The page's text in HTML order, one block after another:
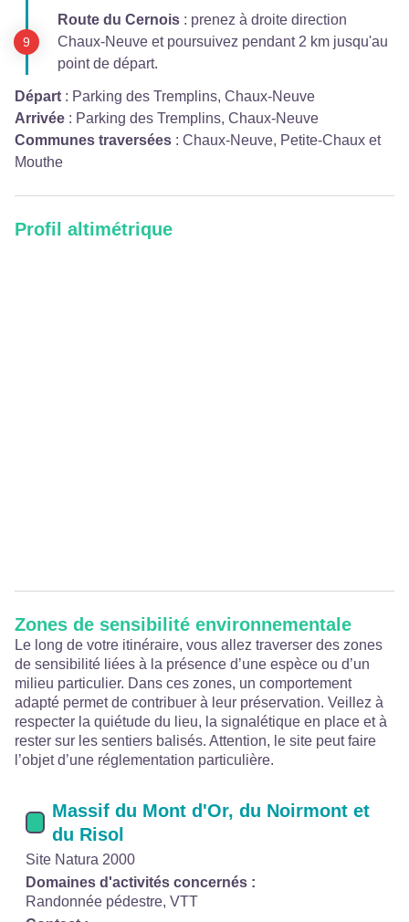
Route du Cernois : prenez à droite direction
Chaux-Neuve et poursuivez pendant 2 km jusqu'au
point de départ.
Départ : Parking des Tremplins, Chaux-Neuve
Arrivée : Parking des Tremplins, Chaux-Neuve
Communes traversées : Chaux-Neuve, Petite-Chaux et
Mouthe
Profil altimétrique
Zones de sensibilité environnementale
Le long de votre itinéraire, vous allez traverser des zones
de sensibilité liées à la présence d’une espèce ou d’un
milieu particulier. Dans ces zones, un comportement
adapté permet de contribuer à leur préservation. Veillez à
respecter la quiétude du lieu, la signalétique en place et à
rester sur les sentiers balisés. Attention, le site peut faire
l’objet d’une réglementation particulière.
Massif du Mont d'Or, du Noirmont et
du Risol
Site Natura 2000
Domaines d'activités concernés :
Randonnée pédestre, VTT